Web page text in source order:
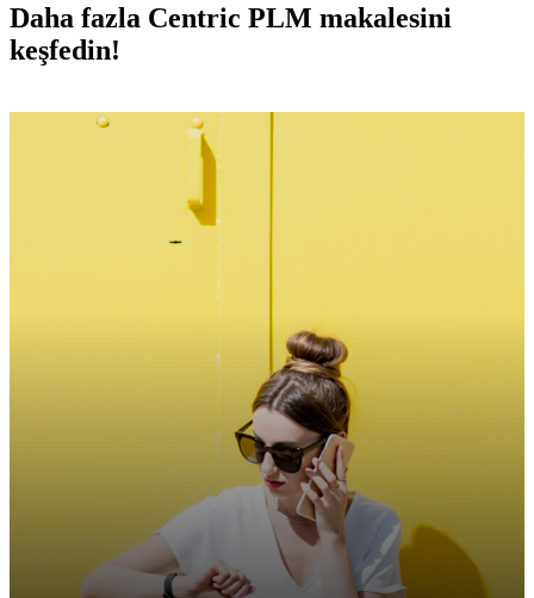
Daha fazla Centric PLM makalesini
keşfedin!